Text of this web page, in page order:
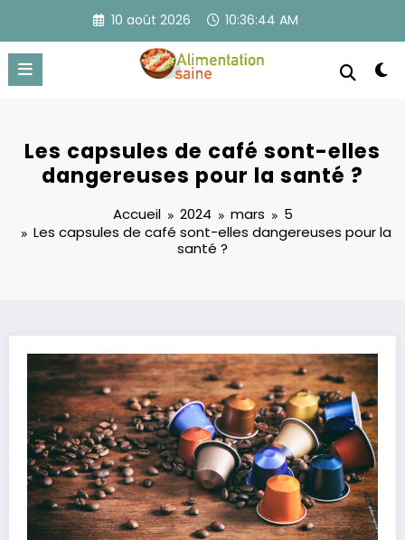
contenu
10 août 2026 10:36:45 AM
Les capsules de café sont-elles
dangereuses pour la santé ?
Accueil 2024 mars
5
Les capsules de café sont-elles dangereuses pour la
santé ?